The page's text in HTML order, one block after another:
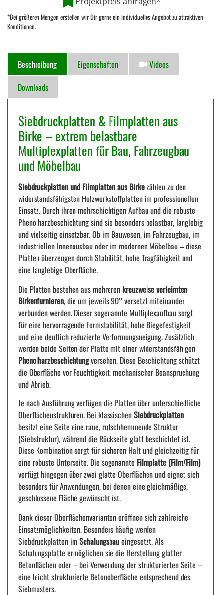
*Bei größeren Mengen erstellen wir Dir gerne ein individuelles Angebot zu attraktiven
Konditionen.
Beschreibung Eigenschaften
Videos
Downloads
Siebdruckplatten & Filmplatten aus
Birke – extrem belastbare
Multiplexplatten für Bau, Fahrzeugbau
und Möbelbau
Siebdruckplatten und Filmplatten aus Birkezählen zu den
widerstandsfähigsten Holzwerkstoffplatten im professionellen
Einsatz. Durch ihren mehrschichtigen Aufbau und die robuste
Phenolharzbeschichtung sind sie besonders belastbar, langlebig
und vielseitig einsetzbar. Ob im Bauwesen, im Fahrzeugbau, im
industriellen Innenausbau oder im modernen Möbelbau – diese
Platten überzeugen durch Stabilität, hohe Tragfähigkeit und
eine langlebige Oberfläche.
Die Platten bestehen aus mehreren kreuzweise verleimten
Birkenfurnieren, die um jeweils 90° versetzt miteinander
verbunden werden. Dieser sogenannte Multiplexaufbau sorgt
für eine hervorragende Formstabilität, hohe Biegefestigkeit
und eine deutlich reduzierte Verformungsneigung. Zusätzlich
werden beide Seiten der Platte mit einer widerstandsfähigen
Phenolharzbeschichtungversehen. Diese Beschichtung schützt
die Oberfläche vor Feuchtigkeit, mechanischer Beanspruchung
und Abrieb.
Je nach Ausführung verfügen die Platten über unterschiedliche
Oberflächenstrukturen. Bei klassischenSiebdruckplatten
besitzt eine Seite eine raue, rutschhemmende Struktur
(Siebstruktur), während die Rückseite glatt beschichtet ist.
Diese Kombination sorgt für sicheren Halt und gleichzeitig für
eine robuste Unterseite. Die sogenannte Filmplatte (Film/Film)
verfügt hingegen über zwei glatte Oberflächen und eignet sich
besonders für Anwendungen, bei denen eine gleichmäßige,
geschlossene Fläche gewünscht ist.
Dank dieser Oberflächenvarianten eröffnen sich zahlreiche
Einsatzmöglichkeiten. Besonders häufig werden
Siebdruckplatten im Schalungsbaueingesetzt. Als
Schalungsplatte ermöglichen sie die Herstellung glatter
Betonflächen oder – bei Verwendung der strukturierten Seite –
eine leicht strukturierte Betonoberfläche entsprechend des
Siebmusters.